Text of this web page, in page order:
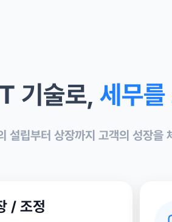
기술로, 세무를
설립부터 상장까지 고객의 성장을
/ 조정